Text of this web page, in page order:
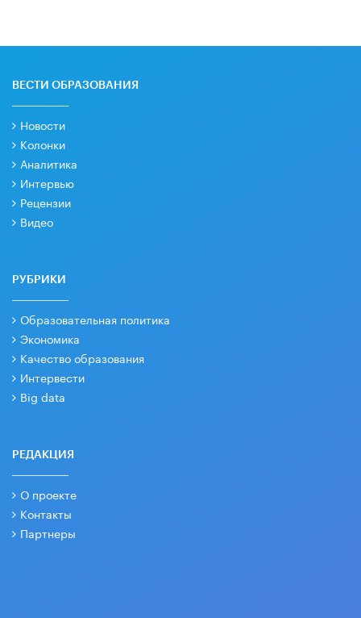
ВЕСТИ ОБРАЗОВАНИЯ
Новости
Колонки
Аналитика
Интервью
Рецензии
Видео
РУБРИКИ
Образовательная политика
Экономика
Качество образования
Интервести
Big data
РЕДАКЦИЯ
О проекте
Контакты
Партнеры